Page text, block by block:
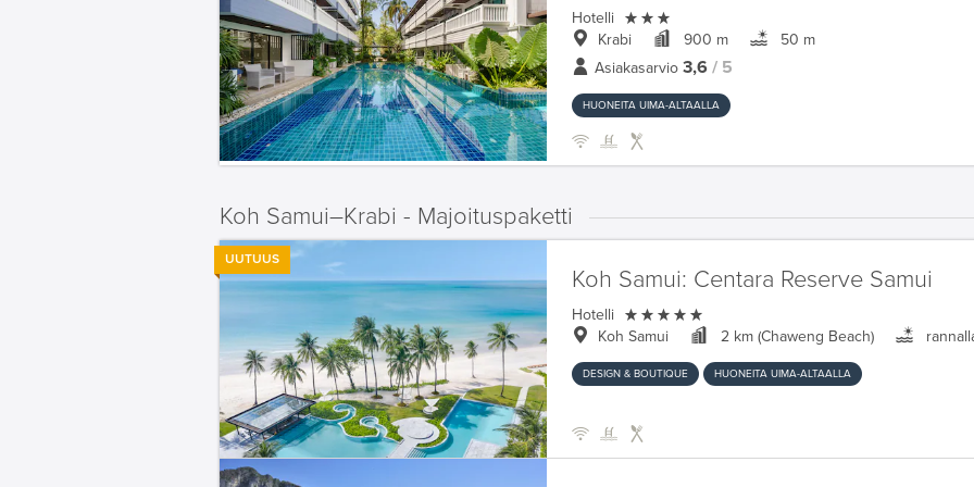
Hotelli 
Krabi 900 m
50 m
Asiakasarvio 3,6/ 5
HUONEITA UIMA-ALTAALLA
Koh Samui–Krabi - Majoituspaketti
UUTUUS
Koh Samui: Centara Reserve Samui
Hotelli 
Koh Samui 2 km (Chaweng Beach)
DESIGN & BOUTIQUE HUONEITA UIMA-ALTAALLA